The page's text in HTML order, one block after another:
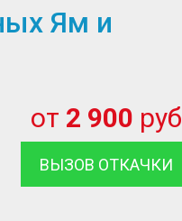
Ям и
от 2 900 руб
ВЫЗОВ ОТКАЧКИ